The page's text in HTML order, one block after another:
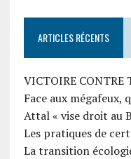
ARTICLES RÉCENTS
VICTOIRE CONTRE
Face aux mégafeux,
Attal « vise droit au
Les pratiques de
La transition